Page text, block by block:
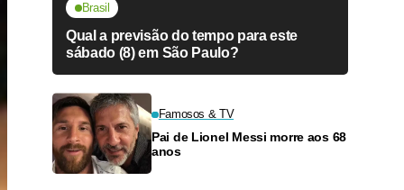
Brasil
Qual a previsão do tempo para este
sábado (8) em São Paulo?
Famosos & TV
Pai de Lionel Messi morre aos 68
anos